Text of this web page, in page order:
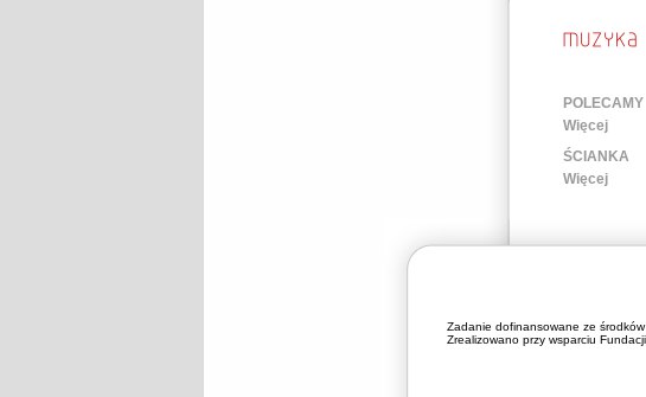
POLECAMY
Więcej
ŚCIANKA
Więcej
Zadanie dofinansowane ze
Zrealizowano przy wsparciu